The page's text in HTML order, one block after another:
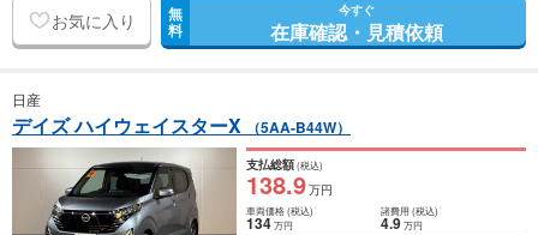
お気に入り 無
料
今すぐ
在庫確認・見積依頼
日産
デイズ ハイウェイスターX （5AA-B44W）
支払総額(税込)
138.9万円
車両価格(税込)
134万円
諸費用 (税込)
4.9 万円